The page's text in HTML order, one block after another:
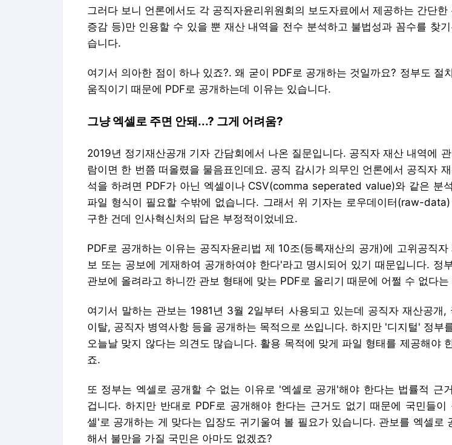
그러다 보니 언론에서도 각 공직자윤리위원회의 보도자료에서 제공하는 간단한
증감 등)만 인용할 수 있을 뿐 재산 내역을 전수 분석하고 불법성과 꼼수를 찾
습니다.
여기서 의아한 점이 하나 있죠?. 왜 굳이 PDF로 공개하는 것일까요? 정부도 절
움직이기 때문에 PDF로 공개하는데 이유는 있습니다.
그냥 엑셀로 주면 안돼...? 그게 어려움?
2019년 정기재산공개 기자 간담회에서 나온 질문입니다. 공직자 재산 내역에
람이면 한 번쯤 떠올렸을 물음표인데요. 공직 감시가 의무인 언론에서 공직자
석을 하려면 PDF가 아닌 엑셀이나 CSV(comma seperated value)와 같은 분
파일 형식이 필요할 수밖에 없습니다. 그래서 위 기자는 로우데이터(raw-
구한 건데 인사혁신처의 답은 부정적이었네요.
PDF로 공개하는 이유는 공직자윤리법 제 10조(등록재산의 공개)에 고위공직
보 또는 공보에 게재하여 공개하여야 한다'라고 명시되어 있기 때문입니다. 정
관보에 올려라고 하니깐 관보 형태에 맞는 PDF로 올리기 때문에 어쩔 수 없다는
여기서 말하는 관보는 1981년 3월 2일부터 사용되고 있는데 공직자 재산공개,
이탈, 공직자 병역사항 등을 공개하는 목적으로 쓰입니다. 하지만 '디지털' 정부
오늘날 맞지 않다는 의견도 많습니다. 활용 목적에 맞게 파일 형태를 제공해야
죠.
또 정부는 엑셀로 공개할 수 없는 이유로 '엑셀로 공개'해야 한다는 법률적 근
겁니다. 하지만 반대로 PDF로 공개해야 한다는 근거도 없기 때문에 국민들이
셀'로 공개하는 게 맞다는 입장도 귀기울여 볼 필요가 있습니다. 관보를 엑셀로
해서 불만을 가질 국민은 아마도 없겠죠?